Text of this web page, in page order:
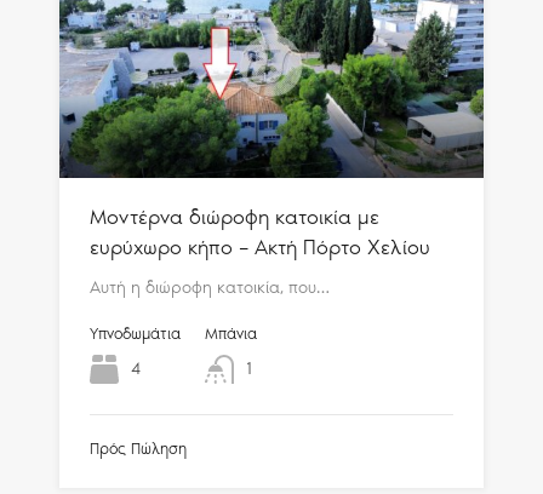
Μοντέρνα διώροφη κατοικία με
ευρύχωρο κήπο – Ακτή Πόρτο Χελίου
Αυτή η διώροφη κατοικία, που…
Υπνοδωμάτια
4
Μπάνια
1
Πρός Πώληση